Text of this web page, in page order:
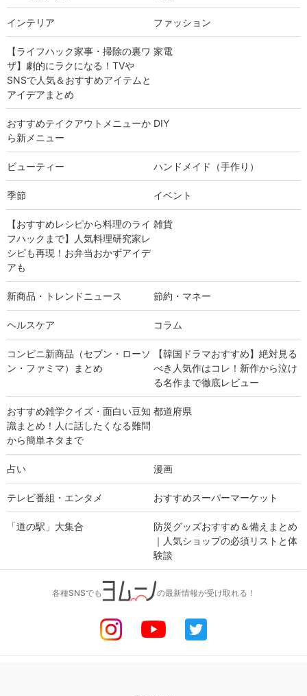
インテリア ファッション
【ライフハック家事・掃除の裏ワ
ザ】劇的にラクになる！TVや
SNSで人気＆おすすめアイテムと
アイデアまとめ
家電
おすすめテイクアウトメニューか
ら新メニュー
DIY
ビューティー ハンドメイド（手作り）
季節 イベント
【おすすめレシピから料理のライ
フハックまで】人気料理研究家レ
シピも再現！お弁当おかずアイデ
アも
雑貨
新商品・トレンドニュース 節約・マネー
ヘルスケア コラム
コンビニ新商品（セブン・ローソ
ン・ファミマ）まとめ
【韓国ドラマおすすめ】絶対見る
べき人気作はコレ！新作から泣け
る名作まで徹底レビュー
おすすめ雑学クイズ・面白い豆知
識まとめ！人に話したくなる難問
から簡単ネタまで
都道府県
占い 漫画
テレビ番組・エンタメ おすすめスーパーマーケット
「道の駅」大集合
防災グッズおすすめ＆備えまとめ
｜人気ショップの必須リストと体
験談
各種SNSでも の最新情報が受け取れる！